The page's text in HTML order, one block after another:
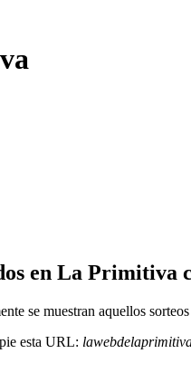
en La Primitiva
se muestran aquellos
esta URL: